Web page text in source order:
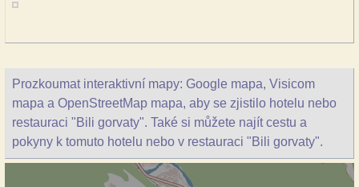
Prozkoumat interaktivní mapy: Google mapa, Visicom
mapa a OpenStreetMap mapa, aby se zjistilo hotelu nebo
restauraci "Bili gorvaty". Také si můžete najít cestu a
pokyny k tomuto hotelu nebo v restauraci "Bili gorvaty".